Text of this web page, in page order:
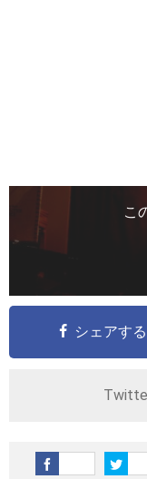
こ
シェアする